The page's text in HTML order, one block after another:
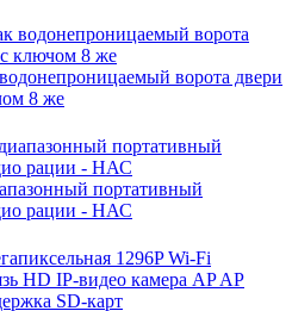
ворота двери
8 же
портативный
рации - НАС